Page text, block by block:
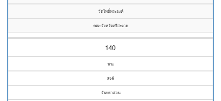
วัดโพธิ์พระองค์
คณะจังหวัดศรีสะเกษ
140
พระ
สงค์
จันทราอ่อน